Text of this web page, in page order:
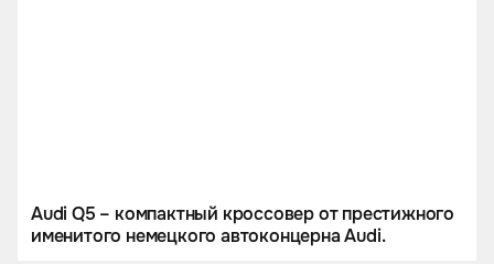
Audi Q5 – компактный кроссовер от престижного
именитого немецкого автоконцерна Audi.